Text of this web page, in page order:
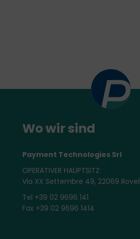
Wo wir sind
Payment Technologies Srl
OPERATIVER HAUPTSITZ:
Via XX Settembre 49, 22069
Tel +39 02 9696 141
Fax +39 02 9696 1414